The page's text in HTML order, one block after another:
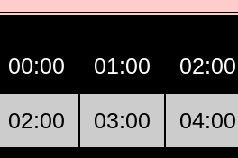
00:00 01:00 02:00
02:00 03:00 04:00